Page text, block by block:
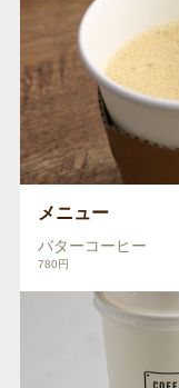
メニュー
バターコーヒー
780円